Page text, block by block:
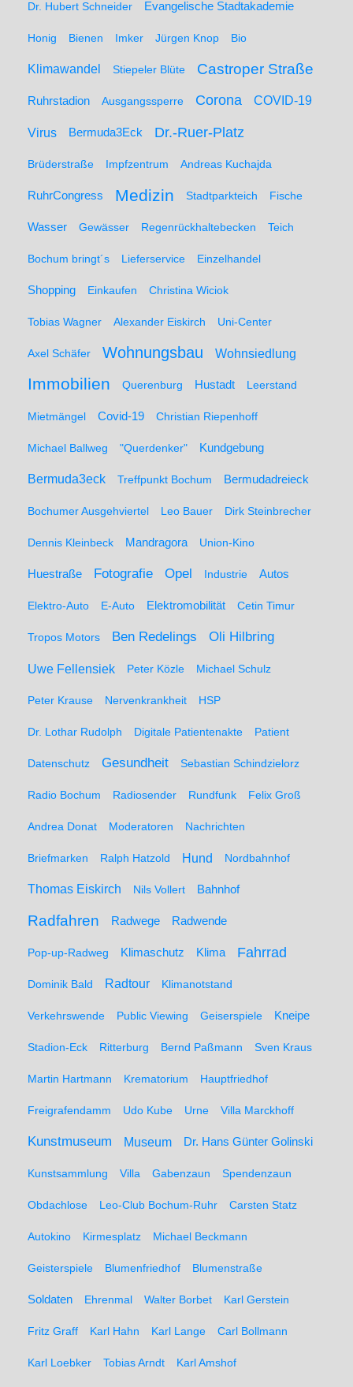
Dr. Hubert Schneider Evangelische Stadtakademie
Honig Bienen Imker Jürgen Knop Bio
Klimawandel Stiepeler Blüte Castroper Straße
Ruhrstadion Ausgangssperre Corona COVID-19
Virus Bermuda3Eck Dr.-Ruer-Platz
Brüderstraße Impfzentrum Andreas Kuchajda
RuhrCongress Medizin Stadtparkteich Fische
Wasser Gewässer Regenrückhaltebecken Teich
Bochum bringt´s Lieferservice Einzelhandel
Shopping Einkaufen Christina Wiciok
Tobias Wagner Alexander Eiskirch Uni-Center
Axel Schäfer Wohnungsbau Wohnsiedlung
Immobilien Querenburg Hustadt Leerstand
Mietmängel Covid-19 Christian Riepenhoff
Michael Ballweg "Querdenker" Kundgebung
Bermuda3eck Treffpunkt Bochum Bermudadreieck
Bochumer Ausgehviertel Leo Bauer Dirk Steinbrecher
Dennis Kleinbeck Mandragora Union-Kino
Huestraße Fotografie Opel Industrie Autos
Elektro-Auto E-Auto Elektromobilität Cetin Timur
Tropos Motors Ben Redelings Oli Hilbring
Uwe Fellensiek Peter Közle Michael Schulz
Peter Krause Nervenkrankheit HSP
Dr. Lothar Rudolph Digitale Patientenakte Patient
Datenschutz Gesundheit Sebastian Schindzielorz
Radio Bochum Radiosender Rundfunk Felix Groß
Andrea Donat Moderatoren Nachrichten
Briefmarken Ralph Hatzold Hund Nordbahnhof
Thomas Eiskirch Nils Vollert Bahnhof
Radfahren Radwege Radwende
Pop-up-Radweg Klimaschutz Klima Fahrrad
Dominik Bald Radtour Klimanotstand
Verkehrswende Public Viewing Geiserspiele Kneipe
Stadion-Eck Ritterburg Bernd Paßmann Sven Kraus
Martin Hartmann Krematorium Hauptfriedhof
Freigrafendamm Udo Kube Urne Villa Marckhoff
Kunstmuseum Museum Dr. Hans Günter Golinski
Kunstsammlung Villa Gabenzaun Spendenzaun
Obdachlose Leo-Club Bochum-Ruhr Carsten Statz
Autokino Kirmesplatz Michael Beckmann
Geisterspiele Blumenfriedhof Blumenstraße
Soldaten Ehrenmal Walter Borbet Karl Gerstein
Fritz Graff Karl Hahn Karl Lange Carl Bollmann
Karl Loebker Tobias Arndt Karl Amshof